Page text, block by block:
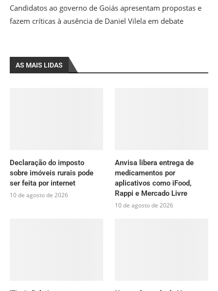
Candidatos ao governo de Goiás apresentam propostas e
fazem críticas à ausência de Daniel Vilela em debate
AS MAIS LIDAS
Declaração do imposto
sobre imóveis rurais pode
ser feita por internet
10 de agosto de 2026
Anvisa libera entrega de
medicamentos por
aplicativos como iFood,
Rappi e Mercado Livre
10 de agosto de 2026